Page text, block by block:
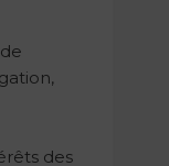
des